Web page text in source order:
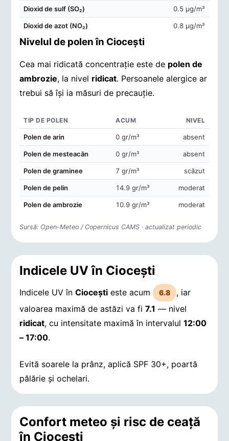
Dioxid de sulf (SO₂) 0.5 μg/m³
Dioxid de azot (NO₂) 0.8 μg/m³
Nivelul de polen în Cioceşti
Cea mai ridicată concentrație este de polen de
ambrozie, la nivel ridicat. Persoanele alergice ar
trebui să își ia măsuri de precauție.
Concentrații de polen în aerul din Cioceşti
TIP DE POLEN ACUM NIVEL
Polen de arin 0 gr/m³ absent
Polen de mesteacăn 0 gr/m³ absent
Polen de graminee 7 gr/m³ scăzut
Polen de pelin 14.9 gr/m³ moderat
Polen de ambrozie 10.9 gr/m³ moderat
Sursă: Open-Meteo / Copernicus CAMS · actualizat periodic
Indicele UV în Cioceşti
Indicele UV înCioceşti este acum 6.8
, iar
valoarea maximă de astăzi va fi7.1 — nivel
ridicat, cu intensitate maximă în intervalul12:00
– 17:00.
Evită soarele la prânz, aplică SPF 30+, poartă
pălărie și ochelari.
Confort meteo și risc de ceață
în Cioceşti